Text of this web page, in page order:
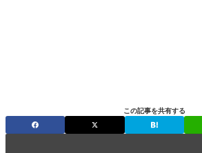
この記事を共有する